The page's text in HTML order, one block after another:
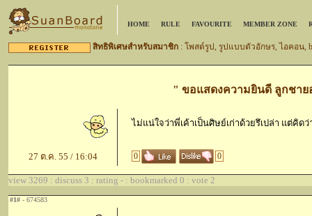
HOME RULE FAVOURITE MEMBER ZONE
สิทธิพิเศษสำหรับสมาชิก : โพสต์รูป, รูปแบบตัวอักษร, ไอคอน,
" ขอแสดงความยินดี ลูกชา
ไม่แน่ใจว่าพี่เค้าเป็นศิษย์เก่าด้วยรึเปล่า แต่คิ
27 ต.ค. 55 / 16:04 0 0
view 3269 : discuss 3 : rating - : bookmarked 0 : vote 2
#1# - 674583